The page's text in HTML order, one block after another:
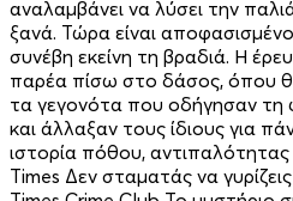
αναλαμβάνει να λύσει την
ξανά. Τώρα είναι
συνέβη εκείνη τη βραδιά. Η
παρέα πίσω στο δάσος, όπου
τα γεγονότα που οδήγησαν τη
και άλλαξαν τους ίδιους για
ιστορία πόθου,
Times Δεν σταματάς να